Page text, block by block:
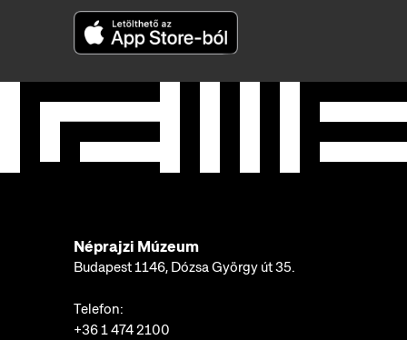
Néprajzi Múzeum
Budapest 1146, Dózsa György út 35.
Telefon:
+36 1 474 2100